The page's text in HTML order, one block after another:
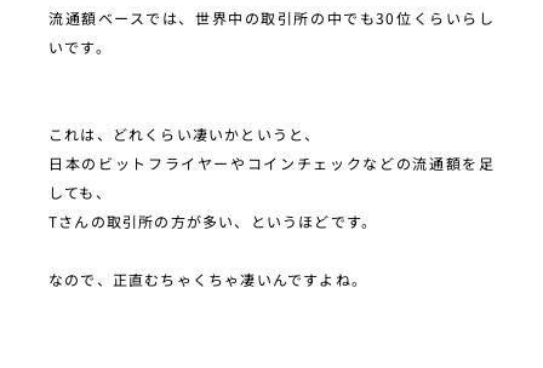
流通額ベースでは、世界中の取引所の中でも30位くらいらし
いです。
これは、どれくらい凄いかというと、
日本のビットフライヤーやコインチェックなどの流通額を足
しても、
Tさんの取引所の方が多い、というほどです。
なので、正直むちゃくちゃ凄いんですよね。